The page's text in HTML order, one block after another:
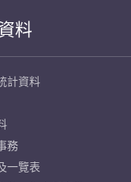
料
計資料
務
一覽表